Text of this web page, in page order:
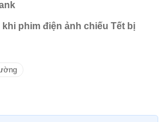
phim điện ảnh chiếu Tết bị